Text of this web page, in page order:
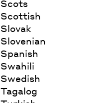
Scots
Scottish
Slovak
Slovenian
Spanish
Swahili
Swedish
Tagalog